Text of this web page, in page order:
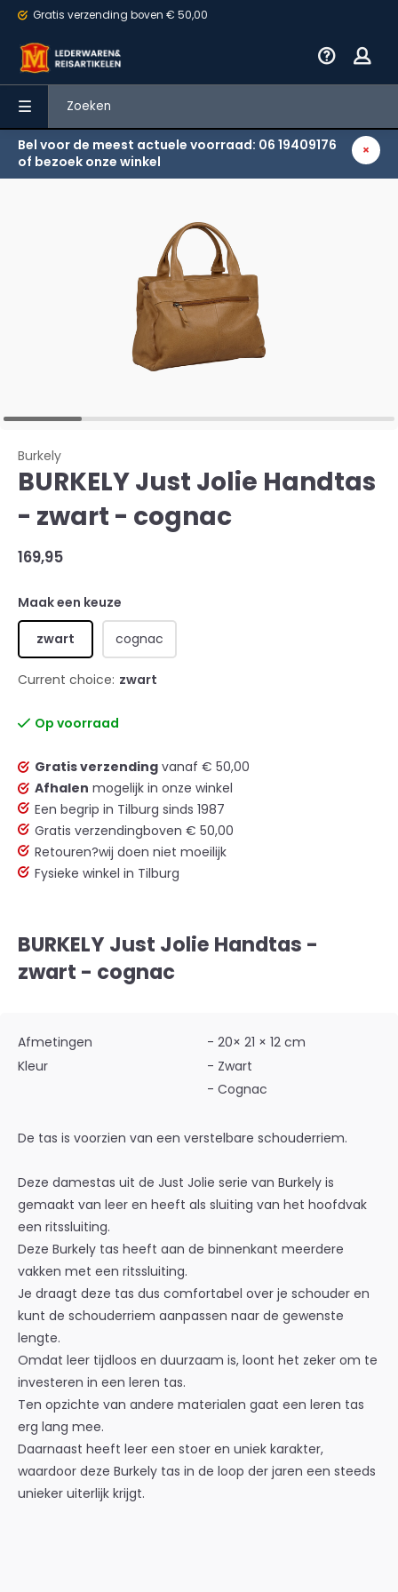
Gratis verzending boven € 50,00
Bel voor de meest actuele voorraad: 06 19409176
of bezoek onze winkel
Terug
Burkely
BURKELY Just Jolie Handtas
- zwart - cognac
169,95
Maak een keuze
zwart cognac
Current choice: zwart
Op voorraad
Gratis verzending vanaf € 50,00
Afhalen mogelijk in onze winkel
Een begrip in Tilburg sinds 1987
Gratis verzendingboven € 50,00
Retouren?wij doen niet moeilijk
Fysieke winkel in Tilburg
BURKELY Just Jolie Handtas -
zwart - cognac
Afmetingen
- 20× 21 × 12 cm
Kleur
- Zwart
- Cognac
De tas is voorzien van een verstelbare schouderriem.
Deze damestas uit de Just Jolie serie van Burkely is
gemaakt van leer en heeft als sluiting van het hoofdvak
een ritssluiting.
Deze Burkely tas heeft aan de binnenkant meerdere
vakken met een ritssluiting.
Je draagt deze tas dus comfortabel over je schouder en
kunt de schouderriem aanpassen naar de gewenste
lengte.
Omdat leer tijdloos en duurzaam is, loont het zeker om te
investeren in een leren tas.
Ten opzichte van andere materialen gaat een leren tas
erg lang mee.
Daarnaast heeft leer een stoer en uniek karakter,
waardoor deze Burkely tas in de loop der jaren een steeds
unieker uiterlijk krijgt.